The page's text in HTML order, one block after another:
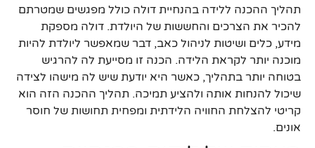
תהליך ההכנה ללידה בהנחיית דולה כולל מפגשים שמטרתם
להכיר את הצרכים והחששות של היולדת. דולה מספקת
מידע, כלים ושיטות לניהול כאב, דבר שמאפשר ליולדת להיות
מוכנה יותר לקראת הלידה. הכנה זו מסייעת לה להרגיש
בטוחה יותר בתהליך, כאשר היא יודעת שיש לה מישהו לצידה
שיכול להנחות אותה ולהציע תמיכה. תהליך ההכנה הזה הוא
קריטי להצלחת החוויה הלידתית ומפחית תחושות של חוסר
אונים.